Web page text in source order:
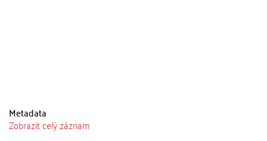
Metadata
Zobrazit celý záznam